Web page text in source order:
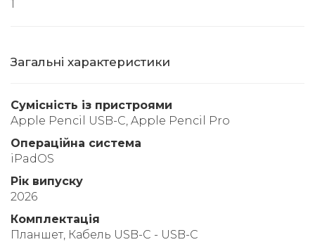
1
Загальні характеристики
Сумісність із пристроями
Apple Pencil USB-C, Apple Pencil Pro
Операційна система
iPadOS
Рік випуску
2026
Комплектація
Планшет, Кабель USB-C - USB-C